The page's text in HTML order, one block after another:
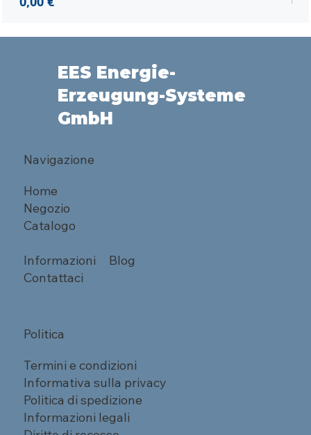
EES Energie-
Erzeugung-Systeme
GmbH
Navigazione
Home
Negozio
Catalogo
Informazioni
Blog
Contattaci
Politica
Termini e condizioni
Informativa sulla privacy
Politica di spedizione
Informazioni legali